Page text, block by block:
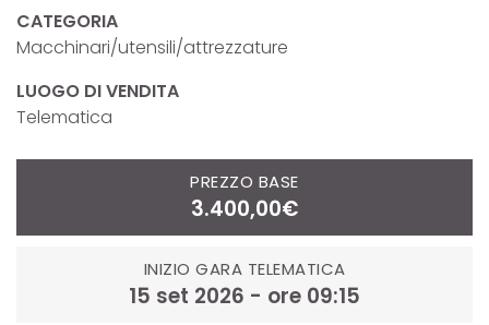
CATEGORIA
Macchinari/utensili/attrezzature
LUOGO DI VENDITA
Telematica
PREZZO BASE
3.400,00€
INIZIO GARA TELEMATICA
15 set 2026 - ore 09:15